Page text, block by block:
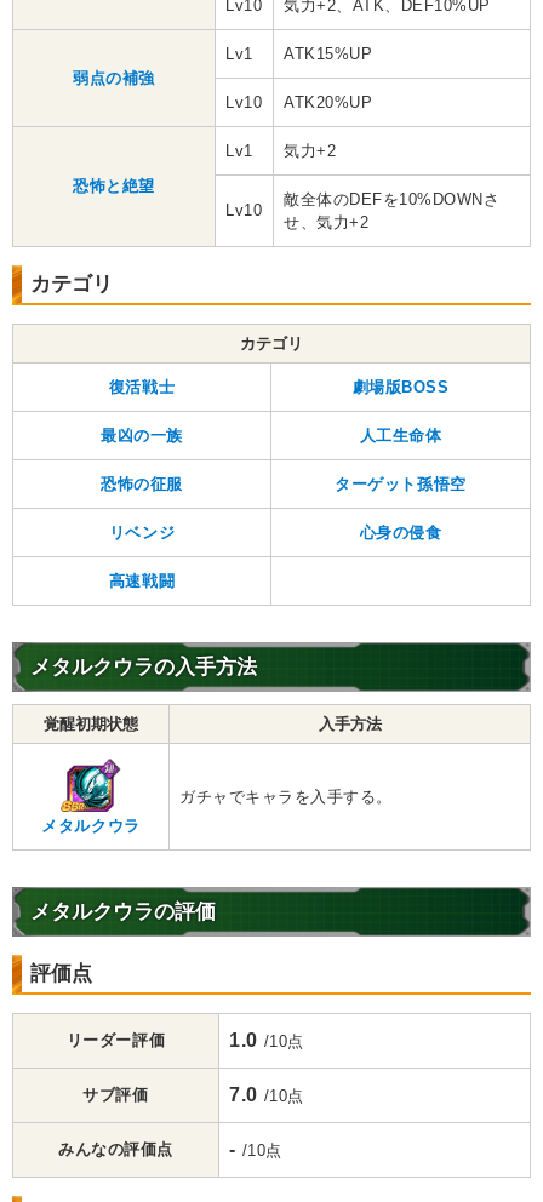
Lv10 気力+2、ATK、DEF10%UP
弱点の補強
Lv1 ATK15%UP
Lv10 ATK20%UP
恐怖と絶望
Lv1 気力+2
Lv10
敵全体のDEFを10%DOWNさ
せ、気力+2
カテゴリ
カテゴリ
復活戦士 劇場版BOSS
最凶の一族 人工生命体
恐怖の征服 ターゲット孫悟空
リベンジ 心身の侵食
高速戦闘
メタルクウラの入手方法
覚醒初期状態 入手方法
メタルクウラ
ガチャでキャラを入手する。
メタルクウラの評価
評価点
リーダー評価 1.0 /10点
サブ評価 7.0 /10点
みんなの評価点 - /10点